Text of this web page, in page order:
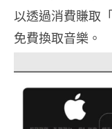
以透過消費賺取
免費換取音樂。